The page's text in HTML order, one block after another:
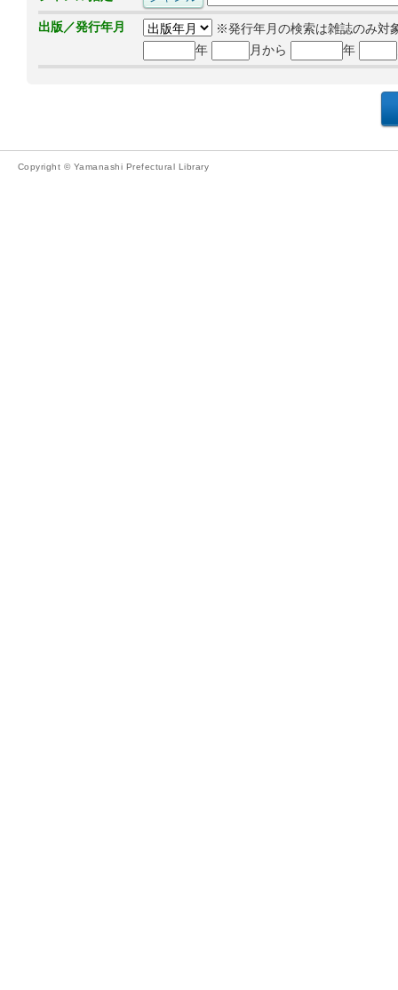
出版／発行年月
※発行年月の検索は雑誌のみ対
年
月から 年
Copyright © Yamanashi Prefectural Library